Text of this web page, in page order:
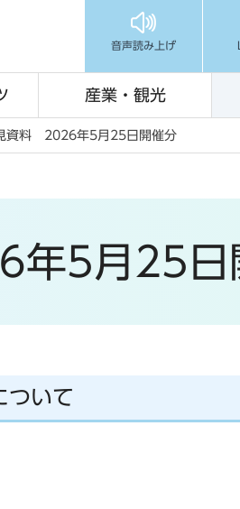
音声読み上げ
産業・観光
資料 2026年5月25日開催分
5月25日
ついて